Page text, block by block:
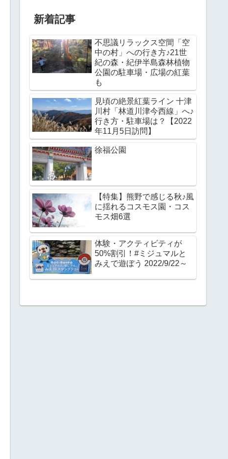
新着記事
不思議リラックス空間「空
中の村」への行き方♪21世
紀の森・紀伊半島森林植物
公園の駐車場・広場の紅葉
も
見頃の絶景紅葉ライン 十津
川村「林道川津今西線」へ♪
行き方・駐車場は？【2022
年11月5日訪問】
徐福公園
【特集】熊野で感じる秋♪風
に揺れるコスモス園・コス
モス畑6選
体験・アクティビティが
50%割引！#ミジュマルと
みえで遊ぼう 2022/9/22～